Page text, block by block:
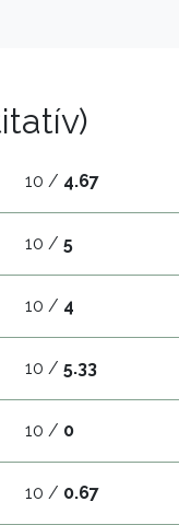
10 / 4.67
10 / 5
10 / 4
10 / 5.33
10 / 0
10 / 0.67